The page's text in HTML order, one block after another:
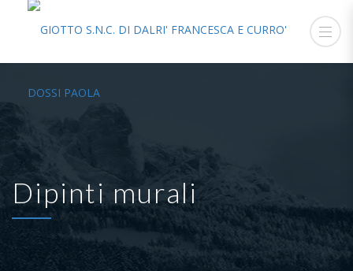
Dipinti murali